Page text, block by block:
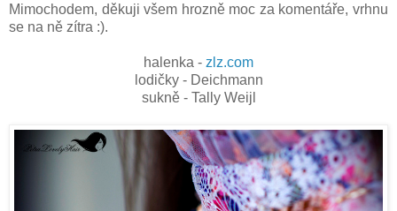
Mimochodem, děkuji všem hrozně moc za komentáře, vrhnu
se na ně zítra :).
halenka - zlz.com
lodičky - Deichmann
sukně - Tally Weijl